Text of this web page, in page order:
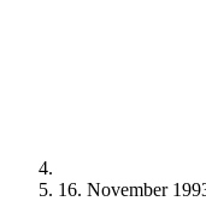
16. November